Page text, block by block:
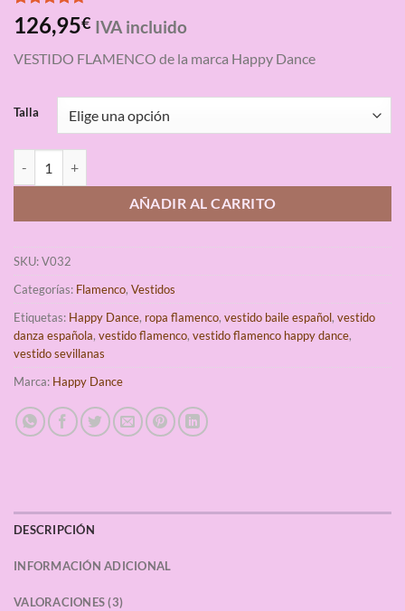
Valorado
con4.67
base a
3
126,95€ IVA incluido
VESTIDO FLAMENCO de la marca Happy Dance
Talla
AÑADIR AL CARRITO
SKU:V032
Categorías: Flamenco, Vestidos
Etiquetas: Happy Dance, ropa flamenco, vestido baile español, vestido
danza española, vestido flamenco, vestido flamenco happy dance,
vestido sevillanas
Marca: Happy Dance
DESCRIPCIÓN
INFORMACIÓN ADICIONAL
VALORACIONES (3)